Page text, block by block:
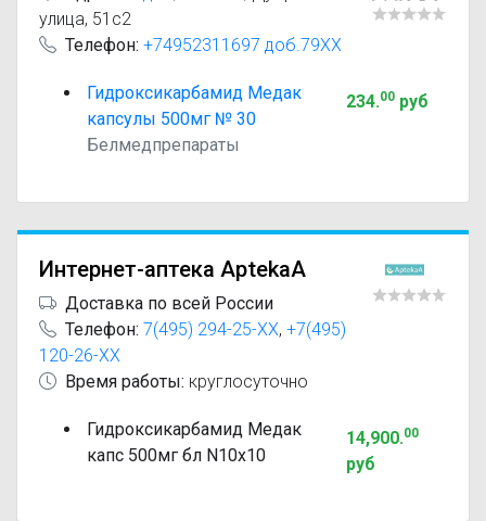
улица, 51с2
Телефон: +74952311697 доб.79XX
Гидроксикарбамид Медак
капсулы 500мг № 30
Белмедпрепараты
234.00руб
Интернет-аптека AptekaA
Доставка по всей России
Телефон: 7(495) 294-25-XX, +7(495)
120-26-XX
Время работы: круглосуточно
Гидроксикарбамид Медак
капс 500мг бл N10x10
14,900.00
руб